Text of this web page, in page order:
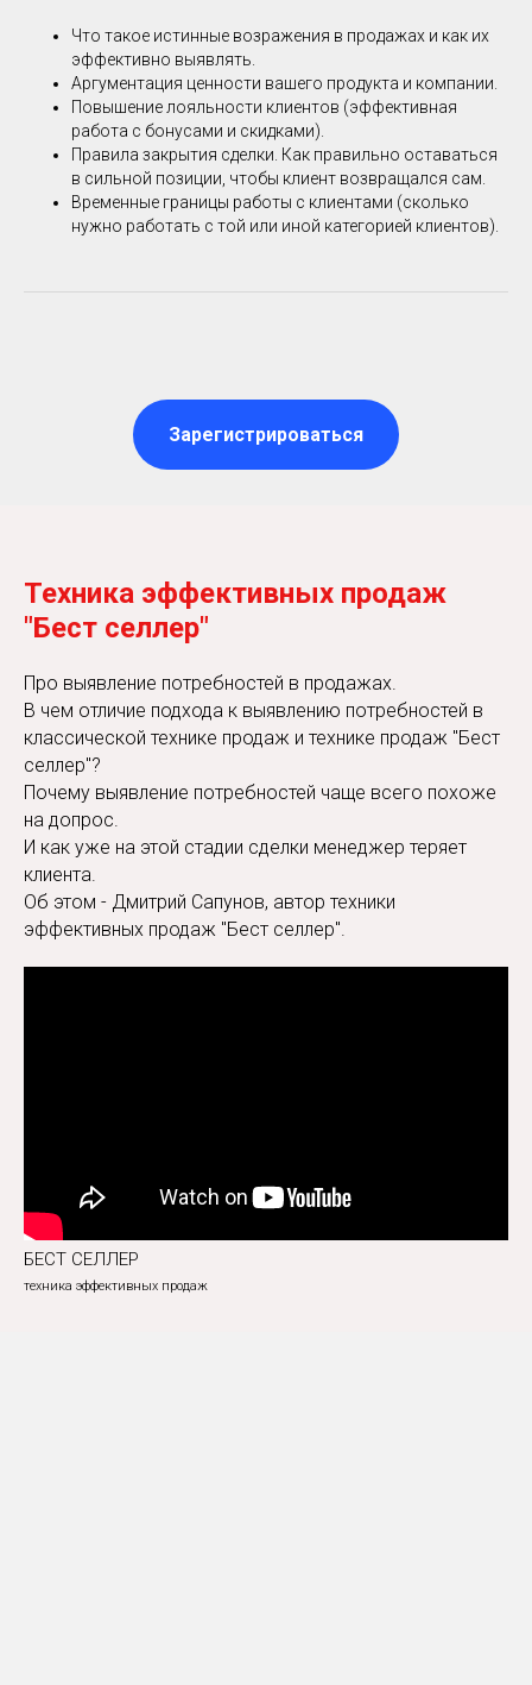
Что такое истинные возражения в продажах и как их
эффективно выявлять.
Аргументация ценности вашего продукта и компании.
Повышение лояльности клиентов (эффективная
работа с бонусами и скидками).
Правила закрытия сделки. Как правильно оставаться
в сильной позиции, чтобы клиент возвращался сам.
Временные границы работы с клиентами (сколько
нужно работать с той или иной категорией клиентов).
Зарегистрироваться
Техника эффективных продаж
"Бест селлер"
Про выявление потребностей в продажах.
В чем отличие подхода к выявлению потребностей в
классической технике продаж и технике продаж "Бест
селлер"?
Почему выявление потребностей чаще всего похоже
на допрос.
И как уже на этой стадии сделки менеджер теряет
клиента.
Об этом - Дмитрий Сапунов, автор техники
эффективных продаж "Бест селлер".
БЕСТ СЕЛЛЕР
техника эффективных продаж